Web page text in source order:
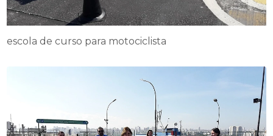
escola de curso para motociclista